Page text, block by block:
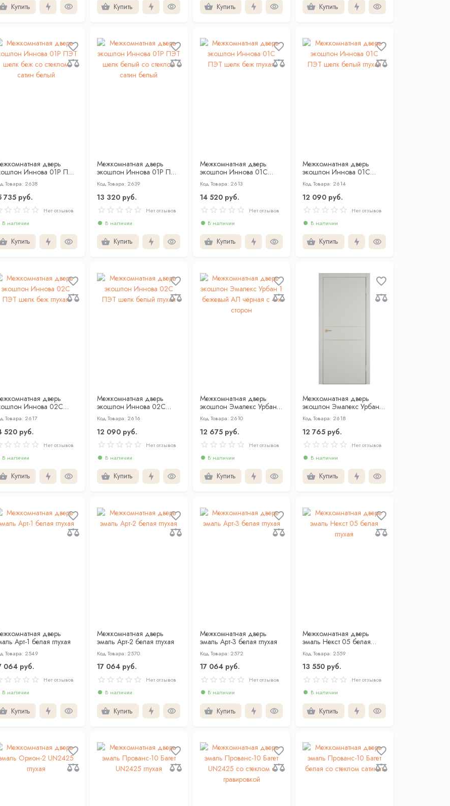
Купить Купить Купить Купить
дверь
Иннова 01Р ПЭТ
беж со стеклом
белый
Товара: 2638
735 руб.
Нет отзывов
В наличии
Купить
Межкомнатная дверь
экошпон Иннова 01Р ПЭТ
шелк белый со стеклом
сатин белый
Код Товара: 2639
13 320 руб.
Нет отзывов
В наличии
Купить
Межкомнатная дверь
экошпон Иннова 01С
ПЭТ шелк беж глухая
Код Товара: 2613
14 520 руб.
Нет отзывов
В наличии
Купить
Межкомнатная дверь
экошпон Иннова 01С
ПЭТ шелк белый глухая
Код Товара: 2614
12 090 руб.
Нет отзывов
В наличии
Купить
дверь
Иннова 02С
шелк беж глухая
Товара: 2617
520 руб.
Нет отзывов
В наличии
Купить
Межкомнатная дверь
экошпон Иннова 02С
ПЭТ шелк белый глухая
Код Товара: 2616
12 090 руб.
Нет отзывов
В наличии
Купить
Межкомнатная дверь
экошпон Эмалекс Урбан 1
бежевый АЛ чёрная с 4-х
сторон
Код Товара: 2610
12 675 руб.
Нет отзывов
В наличии
Купить
Межкомнатная дверь
экошпон Эмалекс Урбан
2ГР бежевый АЛ Золотая
кромка с 4-х сторон
Код Товара: 2618
12 765 руб.
Нет отзывов
В наличии
Купить
дверь
Арт-1 белая глухая
Товара: 2549
064 руб.
Нет отзывов
В наличии
Купить
Межкомнатная дверь
эмаль Арт-2 белая глухая
Код Товара: 2570
17 064 руб.
Нет отзывов
В наличии
Купить
Межкомнатная дверь
эмаль Арт-3 белая глухая
Код Товара: 2572
17 064 руб.
Нет отзывов
В наличии
Купить
Межкомнатная дверь
эмаль Некст 05 белая
глухая
Код Товара: 2559
13 550 руб.
Нет отзывов
В наличии
Купить